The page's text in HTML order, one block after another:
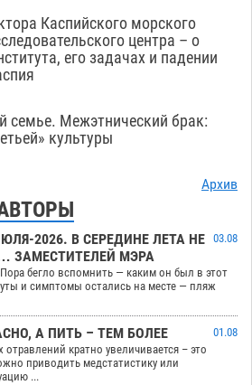
Каспийского морского
центра – о
его задачах и падении
семье. Межэтнический брак:
культуры
Архив
2026. В СЕРЕДИНЕ ЛЕТА НЕ
ЗАМЕСТИТЕЛЕЙ МЭРА
03.08
бегло вспомнить — каким он был в этот
и симптомы остались на месте — пляж
А ПИТЬ – ТЕМ БОЛЕЕ
01.08
кратно увеличивается – это
приводить медстатистику или
...